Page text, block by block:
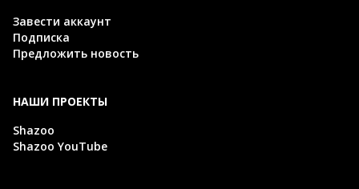
Завести аккаунт
Подписка
Предложить новость
НАШИ ПРОЕКТЫ
Shazoo
Shazoo YouTube